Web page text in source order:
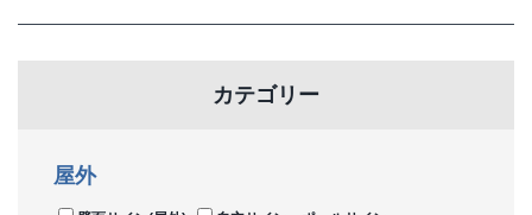
カテゴリー
屋外